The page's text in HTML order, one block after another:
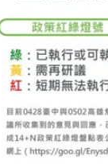
節還是要待能源
完成再啟動。也
再提高 環